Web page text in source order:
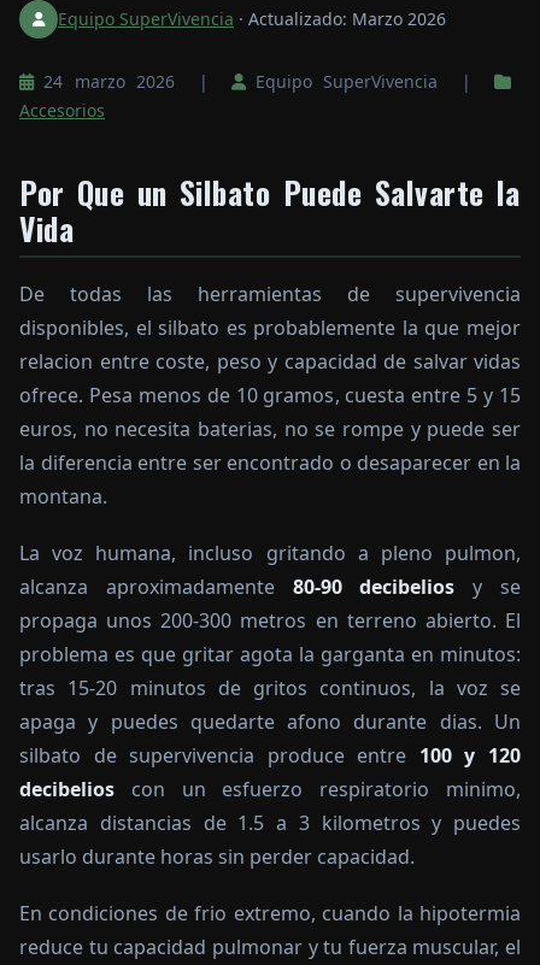
Equipo SuperVivencia · Actualizado: Marzo 2026
24 marzo 2026 |
Equipo SuperVivencia |
Accesorios
Por Que un Silbato Puede Salvarte la
Vida
De todas las herramientas de supervivencia
disponibles, el silbato es probablemente la que mejor
relacion entre coste, peso y capacidad de salvar vidas
ofrece. Pesa menos de 10 gramos, cuesta entre 5 y 15
euros, no necesita baterias, no se rompe y puede ser
la diferencia entre ser encontrado o desaparecer en la
montana.
La voz humana, incluso gritando a pleno pulmon,
alcanza aproximadamente 80-90 decibelios y se
propaga unos 200-300 metros en terreno abierto. El
problema es que gritar agota la garganta en minutos:
tras 15-20 minutos de gritos continuos, la voz se
apaga y puedes quedarte afono durante dias. Un
silbato de supervivencia produce entre 100 y 120
decibelios con un esfuerzo respiratorio minimo,
alcanza distancias de 1.5 a 3 kilometros y puedes
usarlo durante horas sin perder capacidad.
En condiciones de frio extremo, cuando la hipotermia
reduce tu capacidad pulmonar y tu fuerza muscular, el